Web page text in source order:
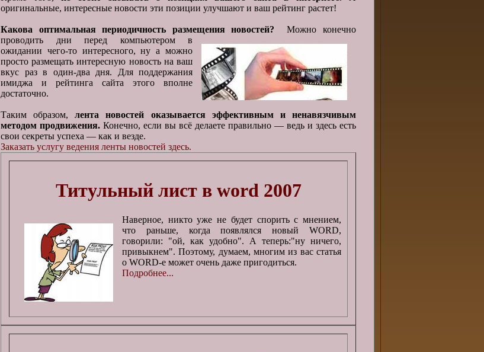
оригинальные, интересные новости эти позиции улучшают и ваш рейтинг растет!
Какова оптимальная периодичность размещения новостей?
Можно конечно
проводить дни перед компьютером в
ожидании чего-то интересного, ну а можно
просто размещать интересную новость на ваш
вкус раз в один-два дня. Для поддержания
имиджа и рейтинга сайта этого вполне
достаточно.
Таким образом,лента новостей оказывается эффективным и ненавязчивым
методом продвижения. Конечно, если вы всё делаете правильно — ведь и здесь есть
свои секреты успеха — как и везде.
Заказать услугу ведения ленты новостей здесь.
Титульный лист в word 2007
Наверное, никто уже не будет спорить с мнением,
что раньше, когда появлялся новый WORD,
говорили: "ой, как удобно". А теперь:"ну ничего,
привыкнем". Поэтому, думаем, многим из вас статья
о WORD-е может очень даже пригодиться.
Подробнее...